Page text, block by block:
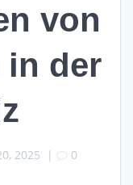
von
in der
2025 | 0